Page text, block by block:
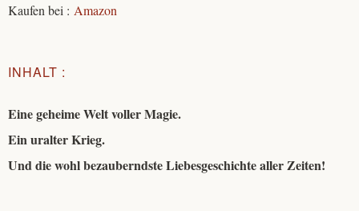
Kaufen bei : Amazon
INHALT :
Eine geheime Welt voller Magie.
Ein uralter Krieg.
Und die wohl bezauberndste Liebesgeschichte aller Zeiten!